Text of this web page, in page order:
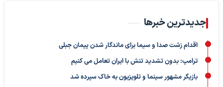
جدیدترین خبرها
اقدام زشت صدا و سیما برای ماندگار شدن پیمان جبلی
ترامپ: بدون تشدید تنش با ایران تعامل می کنیم
بازیگر مشهور سینما و تلویزیون به خاک سپرده شد